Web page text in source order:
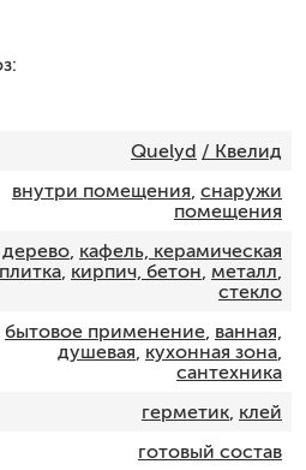
Quelyd / Квелид
внутри помещения снаружи
помещения
дерево, кафель, керамическая
плитка, кирпич, бетон металл
стекло
бытовое применение, ванная,
душевая кухонная зона,
сантехника
герметик, клей
готовый состав